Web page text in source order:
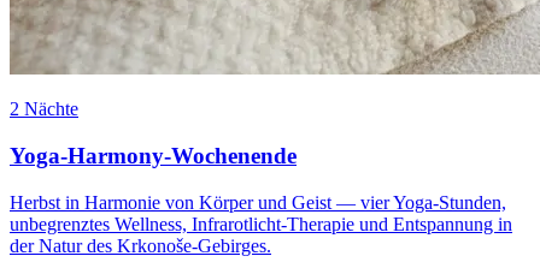
2 Nächte
Yoga-Harmony-Wochenende
Herbst in Harmonie von Körper und Geist — vier Yoga-Stunden,
unbegrenztes Wellness, Infrarotlicht-Therapie und Entspannung in
der Natur des Krkonoše-Gebirges.